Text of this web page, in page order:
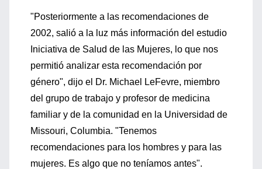
"Posteriormente a las recomendaciones de
2002, salió a la luz más información del estudio
Iniciativa de Salud de las Mujeres, lo que nos
permitió analizar esta recomendación por
género", dijo el Dr. Michael LeFevre, miembro
del grupo de trabajo y profesor de medicina
familiar y de la comunidad en la Universidad de
Missouri, Columbia. "Tenemos
recomendaciones para los hombres y para las
mujeres. Es algo que no teníamos antes".